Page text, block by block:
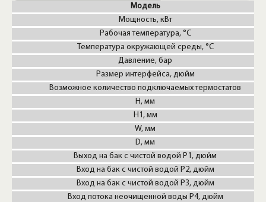
Модель
Мощность, кВт
Рабочая температура, °C
Температура окружающей среды, °C
Давление, бар
Размер интерфейса, дюйм
Возможное количество подключаемых термостатов
H, мм
H1, мм
W, мм
D, мм
Выход на бак с чистой водой P1, дюйм
Вход на бак с чистой водой P2, дюйм
Вход на бак с чистой водой P3, дюйм
Вход потока неочищенной воды P4, дюйм